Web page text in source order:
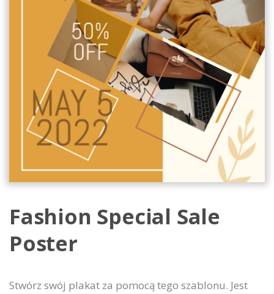
Fashion Special Sale
Poster
Stwórz swój plakat za pomocą tego szablonu. Jest